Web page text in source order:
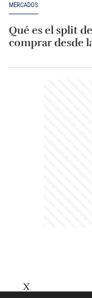
MERCADOS
Qué es el split
comprar desde
X